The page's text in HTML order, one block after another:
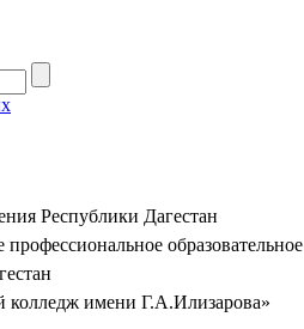
Республики Дагестан
образовательное
колледж имени Г.А.Илизарова»